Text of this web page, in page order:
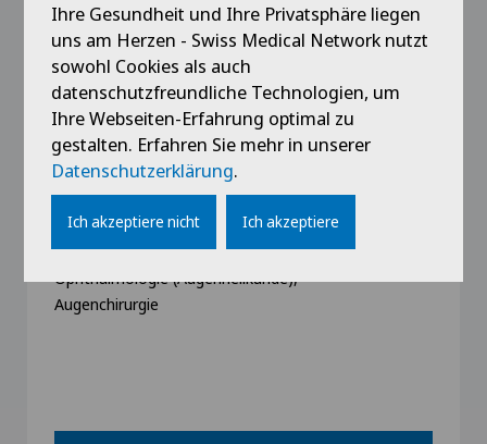
Swiss Visio
Spezialisierung
Ophthalmologie (Augenheilkunde),
Augenchirurgie
Ihre Gesundheit und Ihre Privatsphäre liegen
uns am Herzen - Swiss Medical Network nutzt
sowohl Cookies als auch
datenschutzfreundliche Technologien, um
Ihre Webseiten-Erfahrung optimal zu
gestalten. Erfahren Sie mehr in unserer
Datenschutzerklärung.
Ich akzeptiere nicht Ich akzeptiere